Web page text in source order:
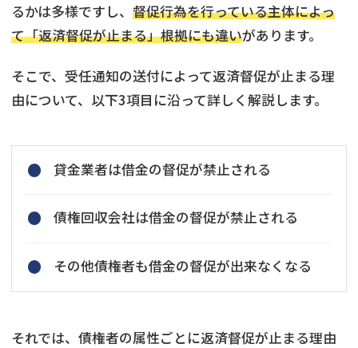
るかは多様ですし、 督促行為を行っている主体によっ
て「返済督促が止まる」根拠にも違いがあります。
そこで、受任通知の送付によって返済督促が止まる理
由について、以下3項目に沿って詳しく解説します。
貸金業者は借金の督促が禁止される
債権回収会社は借金の督促が禁止される
その他債権者も借金の督促が出来なくなる
それでは、債権者の属性ごとに返済督促が止まる理由